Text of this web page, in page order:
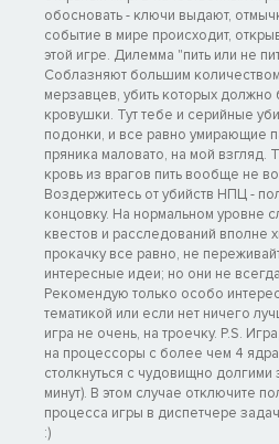
обосновать - ключи выдают,
событие в мире происходит,
этой игре. Дилемма "пить или не
Соблазняют большим
мерзавцев, убить которых должно
кровушки. Тут тебе и серийные
подонки, и все равно умирающие
пряника маловато, на мой взгляд.
кровь из врагов пить вообще не
Воздержитесь от убийств НПЦ -
концовку. На нормальном уровне
квестов и расследований вполне
прокачку все равно, не
интересные идеи; но они не
Рекомендую только особо
тематикой или если нет ничего
игра не очень, на троечку. P.S.
на процессоры с более чем 4
столкнуться с чудовищно долгими
минут). В этом случае отключите
процесса игры в диспетчере
:)